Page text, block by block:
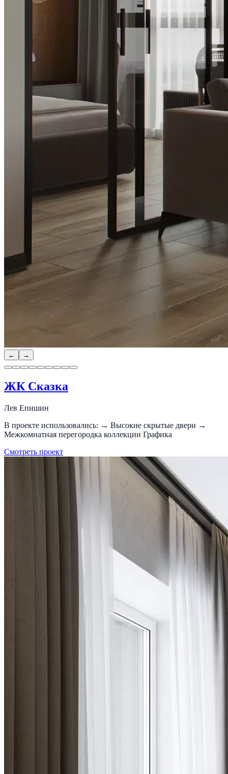
← →
ЖК Сказка
Лев Епишин
В проекте использовались: → Высокие скрытые двери →
Межкомнатная перегородка коллекции Графика
Смотреть проект